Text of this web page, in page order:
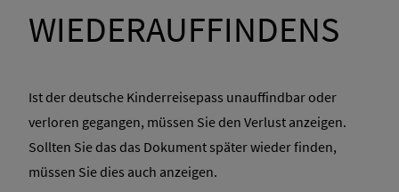
WIEDERAUFFINDENS
Ist der deutsche Kinderreisepass unauffindbar oder
verloren gegangen, müssen Sie den Verlust anzeigen.
Sollten Sie das das Dokument später wieder finden,
müssen Sie dies auch anzeigen.